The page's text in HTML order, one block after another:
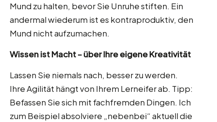
Mund zu halten, bevor Sie Unruhe stiften. Ein
andermal wiederum ist es kontraproduktiv, den
Mund nicht aufzumachen.
Wissen ist Macht – über Ihre eigene Kreativität
Lassen Sie niemals nach, besser zu werden.
Ihre Agilität hängt von Ihrem Lerneifer ab. Tipp:
Befassen Sie sich mit fachfremden Dingen. Ich
zum Beispiel absolviere „nebenbei“ aktuell die